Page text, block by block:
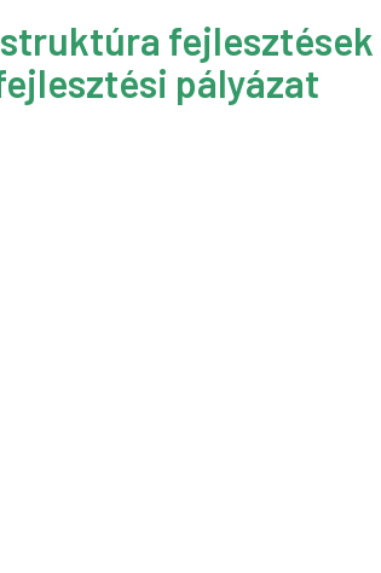
fejlesztések
pályázat